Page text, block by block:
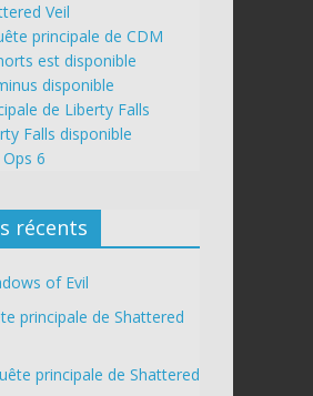
Veil
principale de CDM
est disponible
disponible
de Liberty Falls
Falls disponible
6
récents
of Evil
principale de Shattered
principale de Shattered